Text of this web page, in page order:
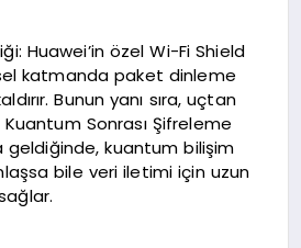
Huawei’in özel Wi-Fi Shield
katmanda paket dinleme
Bunun yanı sıra, uçtan
Sonrası Şifreleme
geldiğinde, kuantum bilişim
bile veri iletimi için uzun